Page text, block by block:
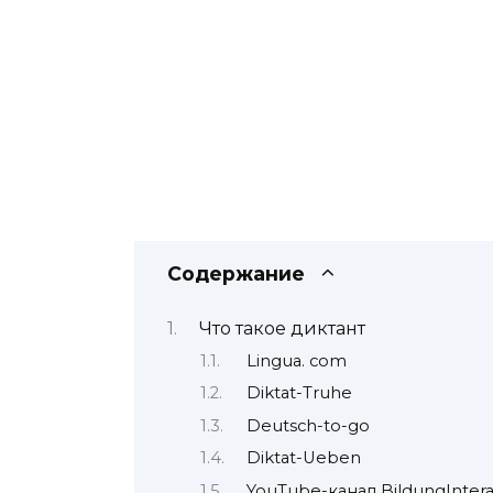
Содержание
Что такое диктант
Lingua. com
Diktat-Truhe
Deutsch-to-go
Diktat-Ueben